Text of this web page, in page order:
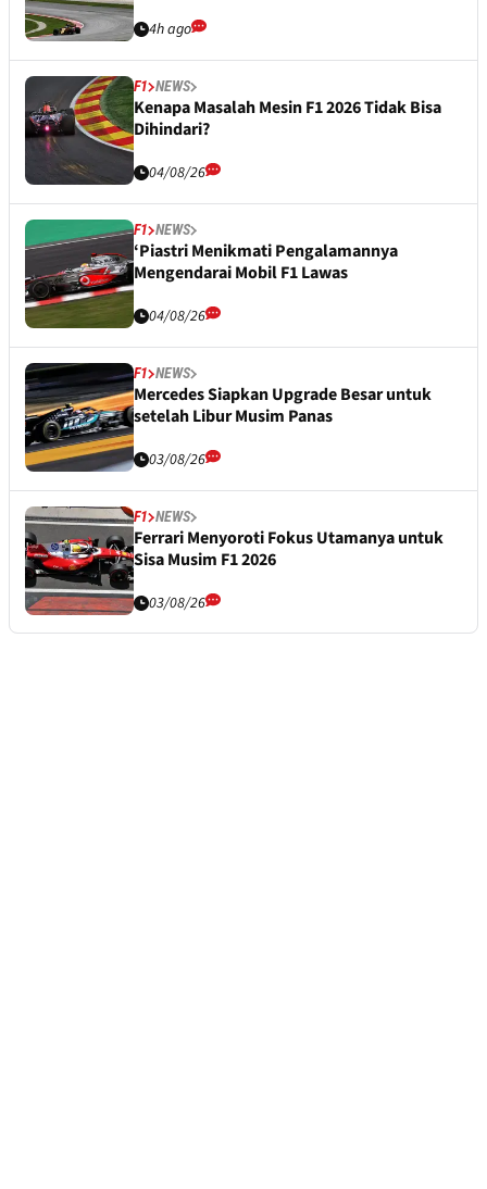
4h ago
F1 NEWS
Kenapa Masalah Mesin F1 2026 Tidak Bisa
Dihindari?
04/08/26
F1 NEWS
‘Piastri Menikmati Pengalamannya
Mengendarai Mobil F1 Lawas
04/08/26
F1 NEWS
Mercedes Siapkan Upgrade Besar untuk
setelah Libur Musim Panas
03/08/26
F1 NEWS
Ferrari Menyoroti Fokus Utamanya untuk
Sisa Musim F1 2026
03/08/26